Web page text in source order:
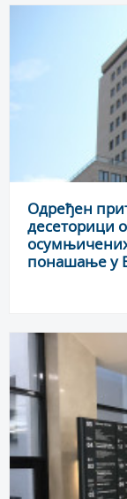
Одређен
десеторици
понашање у